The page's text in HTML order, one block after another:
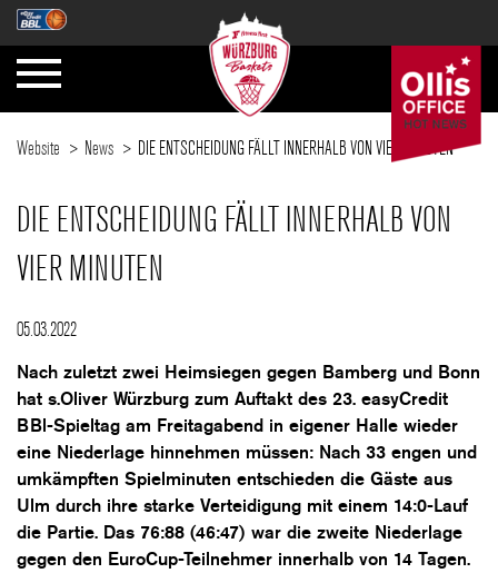
Website News DIE ENTSCHEIDUNG FÄLLT INNERHALB VON VIER MINUTEN
DIE ENTSCHEIDUNG FÄLLT INNERHALB VON
VIER MINUTEN
05.03.2022
Nach zuletzt zwei Heimsiegen gegen Bamberg und Bonn
hat s.Oliver Würzburg zum Auftakt des 23. easyCredit
BBl-Spieltag am Freitagabend in eigener Halle wieder
eine Niederlage hinnehmen müssen: Nach 33 engen und
umkämpften Spielminuten entschieden die Gäste aus
Ulm durch ihre starke Verteidigung mit einem 14:0-Lauf
die Partie. Das 76:88 (46:47) war die zweite Niederlage
gegen den EuroCup-Teilnehmer innerhalb von 14 Tagen.